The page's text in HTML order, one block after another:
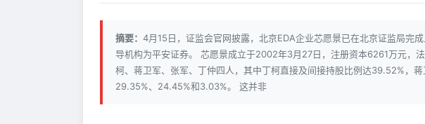
摘要： 4月15日，证监会官网披露，北京EDA企业芯愿景已在北京证监局完
导机构为平安证券。 芯愿景成立于2002年3月27日，注册资本6261万元，
柯、蒋卫军、张军、丁仲四人，其中丁柯直接及间接持股比例达39.52%，
29.35%、24.45%和3.03%。 这并非